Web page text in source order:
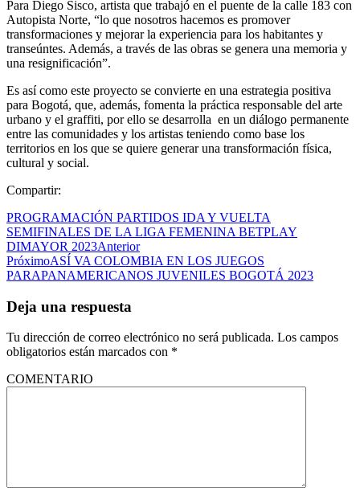
Para Diego Sisco, artista que trabajó en el puente de la calle 183 con
Autopista Norte, “lo que nosotros hacemos es promover
transformaciones y mejorar la experiencia para los habitantes y
transeúntes. Además, a través de las obras se genera una memoria y
una resignificación”.
Es así como este proyecto se convierte en una estrategia positiva
para Bogotá, que, además, fomenta la práctica responsable del arte
urbano y el graffiti, por ello se desarrolla en un diálogo permanente
entre las comunidades y los artistas teniendo como base los
territorios en los que se quiere generar una transformación física,
cultural y social.
Compartir:
PROGRAMACIÓN PARTIDOS IDA Y VUELTA
SEMIFINALES DE LA LIGA FEMENINA BETPLAY
DIMAYOR 2023Anterior
PróximoASÍ VA COLOMBIA EN LOS JUEGOS
PARAPANAMERICANOS JUVENILES BOGOTÁ 2023
Deja una respuesta
Tu dirección de correo electrónico no será publicada. Los campos
obligatorios están marcados con *
COMENTARIO